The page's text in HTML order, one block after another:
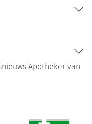
Apotheker van